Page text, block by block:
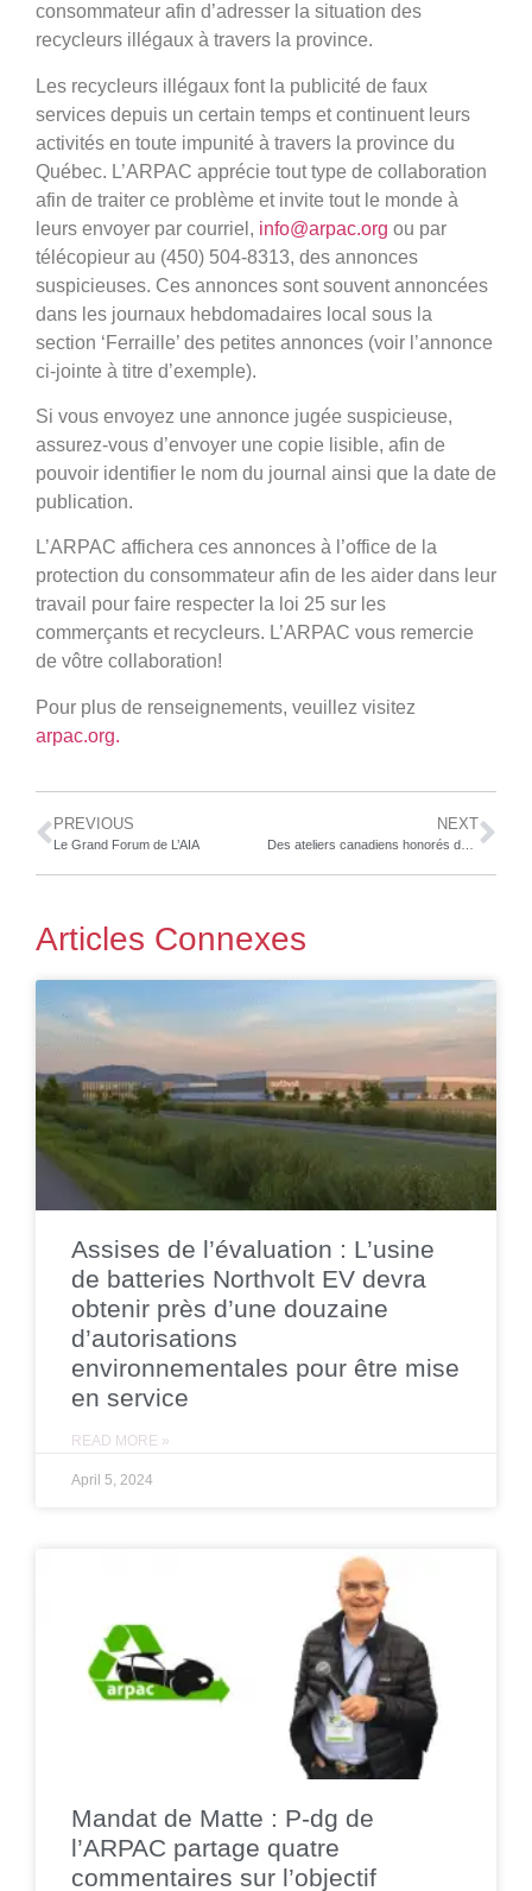
consommateur afin d’adresser la situation des
recycleurs illégaux à travers la province.
Les recycleurs illégaux font la publicité de faux
services depuis un certain temps et continuent leurs
activités en toute impunité à travers la province du
Québec. L’ARPAC apprécie tout type de collaboration
afin de traiter ce problème et invite tout le monde à
leurs envoyer par courriel, info@arpac.org ou par
télécopieur au (450) 504-8313, des annonces
suspicieuses. Ces annonces sont souvent annoncées
dans les journaux hebdomadaires local sous la
section ‘Ferraille’ des petites annonces (voir l’annonce
ci-jointe à titre d’exemple).
Si vous envoyez une annonce jugée suspicieuse,
assurez-vous d’envoyer une copie lisible, afin de
pouvoir identifier le nom du journal ainsi que la date de
publication.
L’ARPAC affichera ces annonces à l’office de la
protection du consommateur afin de les aider dans leur
travail pour faire respecter la loi 25 sur les
commerçants et recycleurs. L’ARPAC vous remercie
de vôtre collaboration!
Pour plus de renseignements, veuillez visitez
arpac.org.
PREVIOUS
Le Grand Forum de L’AIA
NEXT
Articles Connexes
Assises de l’évaluation : L’usine
de batteries Northvolt EV devra
obtenir près d’une douzaine
d’autorisations
environnementales pour être mise
en service
READ MORE »
April 5, 2024
Mandat de Matte : P-dg de
l’ARPAC partage quatre
commentaires sur l’objectif